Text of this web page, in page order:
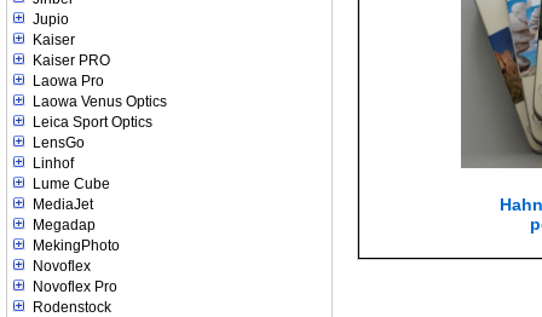
Jupio
Kaiser
Kaiser PRO
Laowa Pro
Laowa Venus Optics
Leica Sport Optics
LensGo
Linhof
Lume Cube
MediaJet
Megadap
MekingPhoto
Novoflex
Novoflex Pro
Rodenstock